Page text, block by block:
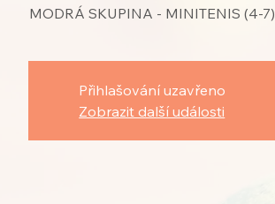
MODRÁ SKUPINA - MINITENIS (4-7)
Přihlašování uzavřeno
Zobrazit další události